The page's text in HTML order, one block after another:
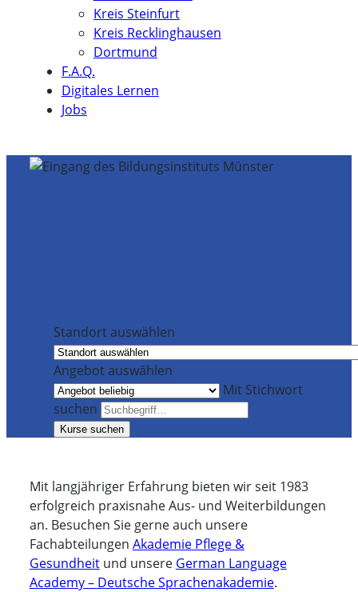
Kreis Steinfurt
Kreis Recklinghausen
Dortmund
F.A.Q.
Digitales Lernen
Jobs
Standort auswählen
Angebot auswählen
Mit Stichwort
suchen
Kurse suchen
Mit langjähriger Erfahrung bieten wir seit 1983
erfolgreich praxisnahe Aus- und Weiterbildungen
an. Besuchen Sie gerne auch unsere
Fachabteilungen Akademie Pflege &
Gesundheitund unsere German Language
Academy – Deutsche Sprachenakademie.